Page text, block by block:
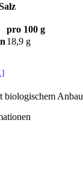
pro 100 g
18,9 g
biologischem Anbau